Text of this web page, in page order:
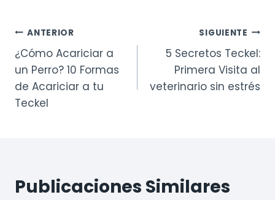
Navegación
de
entradas
ANTERIOR
¿Cómo Acariciar a
un Perro? 10 Formas
de Acariciar a tu
Teckel
SIGUIENTE
5 Secretos Teckel:
Primera Visita al
veterinario sin estrés
Publicaciones Similares